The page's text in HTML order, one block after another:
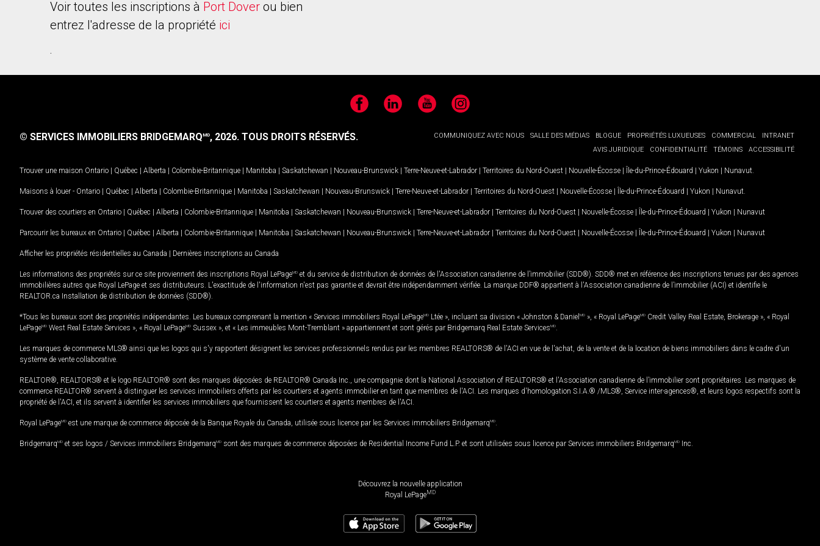
Voir toutes les inscriptions à Port Dover ou bien
entrez l'adresse de la propriété ici
.
FacebookLinkedIn YouTubeInstagram
COMMUNIQUEZ AVEC NOUS SALLE DES MÉDIAS BLOGUE PROPRIÉTÉS LUXUEUSES COMMERCIAL
INTRANET
AVIS JURIDIQUE
CONFIDENTIALITÉ TÉMOINS ACCESSIBILITÉ
© SERVICES IMMOBILIERS BRIDGEMARQMD, 2026. TOUS DROITS RÉSERVÉS.
Trouver une maison Ontario | Québec | Alberta | Colombie-Britannique | Manitoba | Saskatchewan | Nouveau-Brunswick | Terre-Neuve-et-Labrador | Territoires du Nord-Ouest | Nouvelle-Écosse | Île-du-Prince-Édouard | Yukon | Nunavut
Maisons à louer - Ontario | Québec | Alberta | Colombie-Britannique | Manitoba | Saskatchewan | Nouveau-Brunswick | Terre-Neuve-et-Labrador | Territoires du Nord-Ouest | Nouvelle-Écosse | Île-du-Prince-Édouard | Yukon | Nunavut
Trouver des courtiers en Ontario | Québec | Alberta | Colombie-Britannique | Manitoba | Saskatchewan | Nouveau-Brunswick | Terre-Neuve-et-Labrador | Territoires du Nord-Ouest | Nouvelle-Écosse | Île-du-Prince-Édouard | Yukon | Nunavut
Parcourir les bureaux en Ontario | Québec | Alberta | Colombie-Britannique | Manitoba | Saskatchewan | Nouveau-Brunswick | Terre-Neuve-et-Labrador | Territoires du Nord-Ouest | Nouvelle-Écosse | Île-du-Prince-Édouard | Yukon | Nunavut
Afficher les propriétés résidentielles au Canada | Dernières inscriptions au Canada
Les informations des propriétés sur ce site proviennent des inscriptions Royal LePageMD et du service de distribution de données de l'Association canadienne de l’immobilier (SDD®). SDD® met en référence des inscriptions tenues par des agences
immobilières autres que Royal LePage et ses distributeurs. L'exactitude de l'information n'est pas garantie et devrait être indépendamment vérifiée. La marque DDF® appartient à l'Association canadienne de l’immobilier (ACI) et identifie le
REALTOR.ca Installation de distribution de données (SDD®).
*Tous les bureaux sont des propriétés indépendantes. Les bureaux comprenant la mention « Services immobiliers Royal LePageMD Ltée », incluant sa division « Johnston & Daniel MD », « Royal LePageMD Credit Valley Real Estate, Brokerage », « Royal
LePageMD West Real Estate Services », « Royal LePageMD Sussex », et « Les immeubles Mont-Tremblant » appartiennent et sont gérés par Bridgemarq Real Estate ServicesMD
Les marques de commerce MLS® ainsi que les logos qui s'y rapportent désignent les services professionnels rendus par les membres REALTORS® de l'ACI en vue de l'achat, de la vente et de la location de biens immobiliers dans le cadre d'un
système de vente collaborative.
REALTOR®, REALTORS® et le logo REALTOR® sont des marques déposées de REALTOR® Canada Inc., une compagnie dont la National Association of REALTORS® et l'Association canadienne de l’immobilier sont propriétaires. Les marques de
commerce REALTOR® servent à distinguer les services immobiliers offerts par les courtiers et agents immobilier en tant que membres de l'ACI. Les marques d'homologation S.I.A.® /MLS®, Service inter-agences®, et leurs logos respectifs sont la
propriété de l'ACI, et ils servent à identifier les services immobiliers que fournissent les courtiers et agents membres de l'ACI.
Royal LePageMD est une marque de commerce déposée de la Banque Royale du Canada, utilisée sous licence par les Services immobiliers BridgemarqMD
BridgemarqMD et ses logos / Services immobiliers BridgemarqMD sont des marques de commerce déposées de Residential Income Fund L.P. et sont utilisées sous licence par Services immobiliers BridgemarqMD Inc.
Découvrez la nouvelle application
Royal LePageMD